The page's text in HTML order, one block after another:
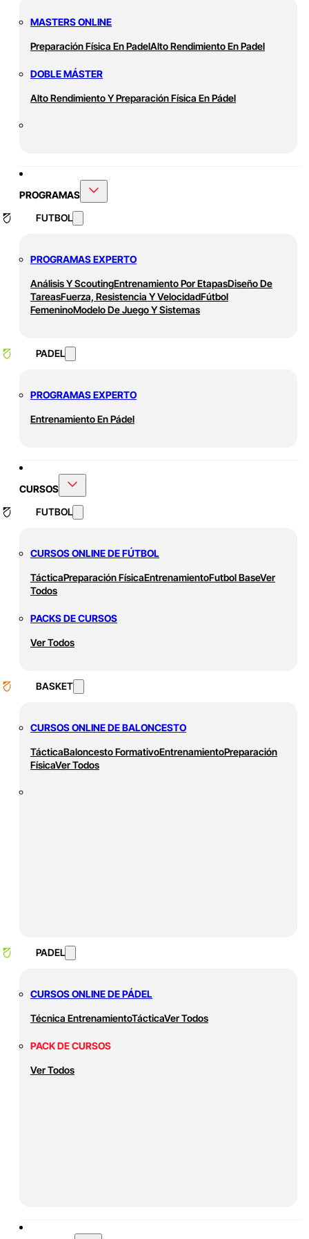
MASTERS ONLINE
Preparación Física En PadelAlto Rendimiento En Padel
DOBLE MÁSTER
Alto Rendimiento Y Preparación Física En Pádel
PROGRAMAS
FUTBOL
PROGRAMAS EXPERTO
Análisis Y ScoutingEntrenamiento Por EtapasDiseño De
TareasFuerza, Resistencia Y VelocidadFútbol
FemeninoModelo De Juego Y Sistemas
PADEL
PROGRAMAS EXPERTO
Entrenamiento En Pádel
CURSOS
FUTBOL
CURSOS ONLINE DE FÚTBOL
TácticaPreparación FísicaEntrenamientoFutbol BaseVer
Todos
PACKS DE CURSOS
Ver Todos
BASKET
CURSOS ONLINE DE BALONCESTO
TácticaBaloncesto FormativoEntrenamientoPreparación
FísicaVer Todos
PADEL
CURSOS ONLINE DE PÁDEL
Técnica EntrenamientoTácticaVer Todos
PACK DE CURSOS
Ver Todos